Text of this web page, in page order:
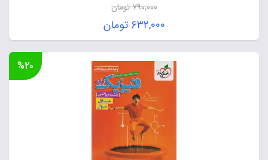
۷۹۰,۰۰۰تومان
قیمت
اصلی:
۷۹۰,۰۰۰ تومان
بود.
۶۳۲,۰۰۰ تومان
قیمت
فعلی:
۶۳۲,۰۰۰ تومان.
%۲۰